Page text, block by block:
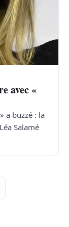
avec «
a buzzé : la
Salamé